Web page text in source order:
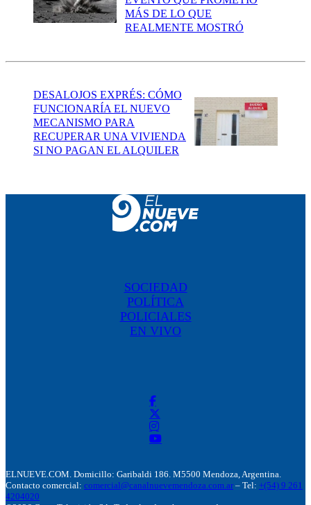
MÁS DE LO QUE
REALMENTE MOSTRÓ
DESALOJOS EXPRÉS: CÓMO
FUNCIONARÍA EL NUEVO
MECANISMO PARA
RECUPERAR UNA VIVIENDA
SI NO PAGAN EL ALQUILER
SOCIEDAD
POLÍTICA
POLICIALES
EN VIVO
ELNUEVE.COM. Domicillo: Garibaldi 186. M5500 Mendoza, Argentina.
Contacto comercial: comercial@canalnuevemendoza.com.ar – Tel: +(54) 9 261
4204020